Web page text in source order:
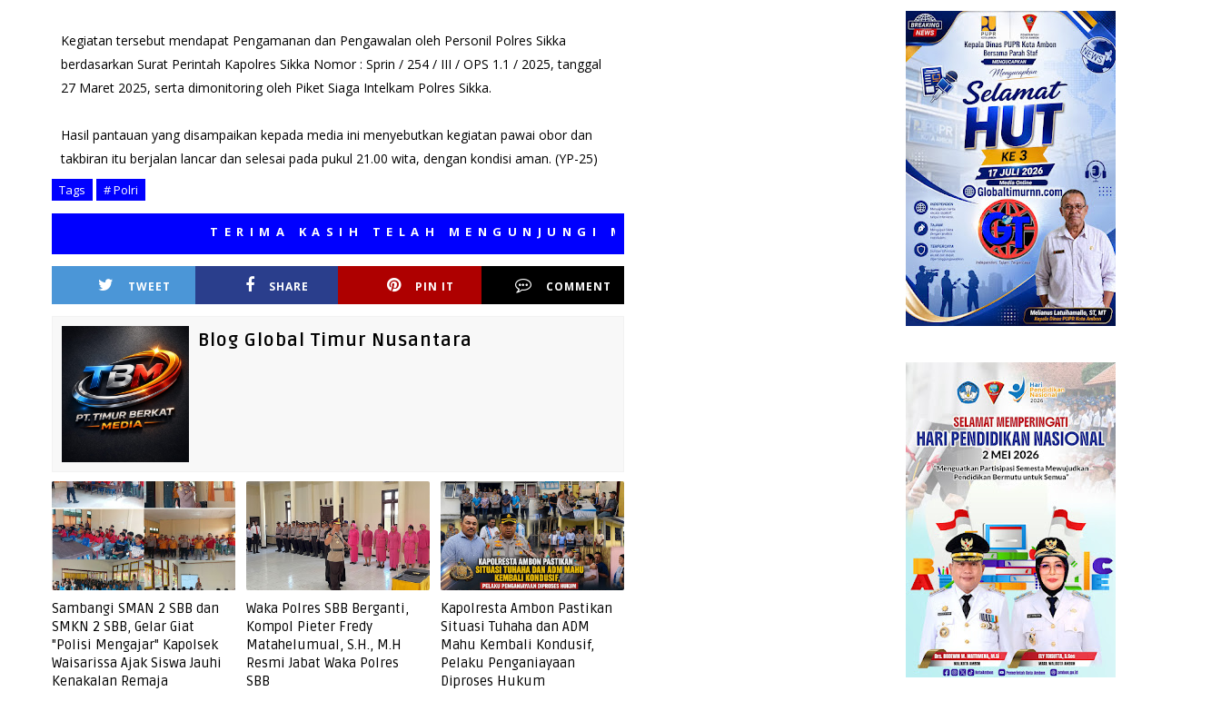
Kegiatan tersebut mendapat Pengamanan dan Pengawalan oleh Personil Polres Sikka
berdasarkan Surat Perintah Kapolres Sikka Nomor : Sprin / 254 / III / OPS 1.1 / 2025, tanggal
27 Maret 2025, serta dimonitoring oleh Piket Siaga Intelkam Polres Sikka.
Hasil pantauan yang disampaikan kepada media ini menyebutkan kegiatan pawai obor dan
takbiran itu berjalan lancar dan selesai pada pukul 21.00 wita, dengan kondisi aman. (YP-25)
Tags # Polri
TERIMA KASIH TELAH MENGUNJUNGI MEDIA KAMI, SEMOGA BERMANFAAT
TWEET SHARE PIN IT COMMENT
Blog Global Timur Nusantara
Sambangi SMAN 2 SBB dan
SMKN 2 SBB, Gelar Giat
"Polisi Mengajar" Kapolsek
Waisarissa Ajak Siswa Jauhi
Kenakalan Remaja
Waka Polres SBB Berganti,
Kompol Pieter Fredy
Matahelumual, S.H., M.H
Resmi Jabat Waka Polres
SBB
Kapolresta Ambon Pastikan
Situasi Tuhaha dan ADM
Mahu Kembali Kondusif,
Pelaku Penganiayaan
Diproses Hukum